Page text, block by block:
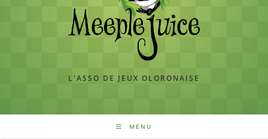
L'ASSO DE JEUX OLORONAISE
MENU